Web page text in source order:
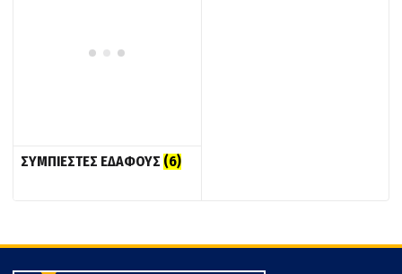
ΣΥΜΠΙΕΣΤΕΣ ΕΔΑΦΟΥΣ (6)